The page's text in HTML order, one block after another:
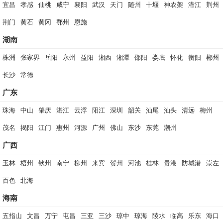
宜昌 孝感 仙桃 咸宁 襄阳 武汉 天门 随州 十堰 神农架 潜江 荆州
荆门 黄石 黄冈 鄂州 恩施
湖南
株洲 张家界 岳阳 永州 益阳 湘西 湘潭 邵阳 娄底 怀化 衡阳 郴州
长沙 常德
广东
珠海 中山 肇庆 湛江 云浮 阳江 深圳 韶关 汕尾 汕头 清远 梅州
茂名 揭阳 江门 惠州 河源 广州 佛山 东沙 东莞 潮州
广西
玉林 梧州 钦州 南宁 柳州 来宾 贺州 河池 桂林 贵港 防城港 崇左
百色 北海
海南
五指山 文昌 万宁 屯昌 三亚 三沙 琼中 琼海 陵水 临高 乐东 海口